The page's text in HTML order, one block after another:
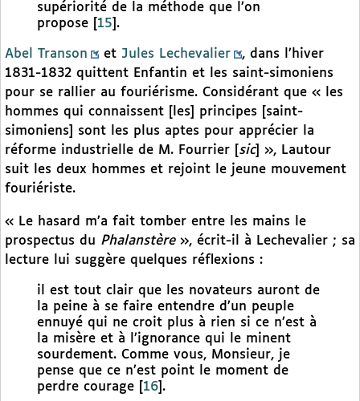
supériorité de la méthode que l’on
propose
15 .
Abel Transon et Jules Lechevalier
, dans l’hiver
1831-1832 quittent Enfantin et les saint-simoniens
pour se rallier au fouriérisme. Considérant que « les
hommes qui connaissent [les] principes [saint-
simoniens] sont les plus aptes pour apprécier la
réforme industrielle de M. Fourrier [ sic] », Lautour
suit les deux hommes et rejoint le jeune mouvement
fouriériste.
« Le hasard m’a fait tomber entre les mains le
prospectus du Phalanstère», écrit-il à Lechevalier ; sa
lecture lui suggère quelques réflexions :
il est tout clair que les novateurs auront de
la peine à se faire entendre d’un peuple
ennuyé qui ne croit plus à rien si ce n’est à
la misère et à l’ignorance qui le minent
sourdement. Comme vous, Monsieur, je
pense que ce n’est point le moment de
perdre courage
16 .